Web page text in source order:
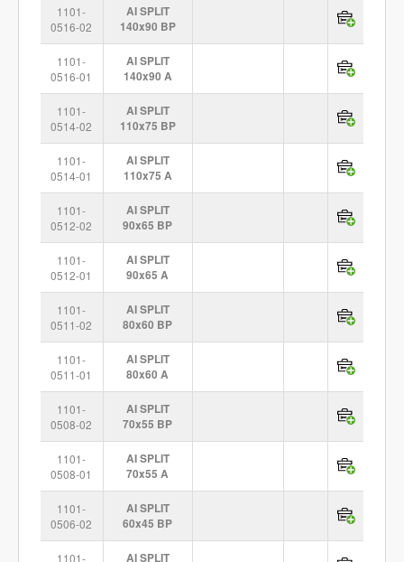
1101-
0516-02
AI SPLIT
140x90 BP
1101-
0516-01
AI SPLIT
140x90 A
1101-
0514-02
AI SPLIT
110x75 BP
1101-
0514-01
AI SPLIT
110x75 A
1101-
0512-02
AI SPLIT
90x65 BP
1101-
0512-01
AI SPLIT
90x65 A
1101-
0511-02
AI SPLIT
80x60 BP
1101-
0511-01
AI SPLIT
80x60 A
1101-
0508-02
AI SPLIT
70x55 BP
1101-
0508-01
AI SPLIT
70x55 A
1101-
0506-02
AI SPLIT
60x45 BP
1101- AI SPLIT